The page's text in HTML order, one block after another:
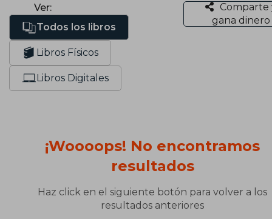
Ver:
Todos los libros
Libros Físicos
Libros Digitales
Comparte
gana dinero
¡Woooops! No encontramos
resultados
Haz click en el siguiente botón para volver a los
resultados anteriores